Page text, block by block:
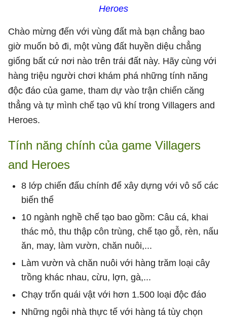
Heroes
Chào mừng đến với vùng đất mà bạn chẳng bao
giờ muốn bỏ đi, một vùng đất huyền diệu chẳng
giống bất cứ nơi nào trên trái đất này. Hãy cùng với
hàng triệu người chơi khám phá những tính năng
độc đáo của game, tham dự vào trận chiến căng
thẳng và tự mình chế tạo vũ khí trong Villagers and
Heroes.
Tính năng chính của game Villagers
and Heroes
8 lớp chiến đấu chính để xây dựng với vô số các
biến thể
10 ngành nghề chế tạo bao gồm: Câu cá, khai
thác mỏ, thu thập côn trùng, chế tạo gỗ, rèn, nấu
ăn, may, làm vườn, chăn nuôi,...
Làm vườn và chăn nuôi với hàng trăm loại cây
trồng khác nhau, cừu, lợn, gà,...
Chạy trốn quái vật với hơn 1.500 loại độc đáo
Những ngôi nhà thực tế với hàng tá tùy chọn